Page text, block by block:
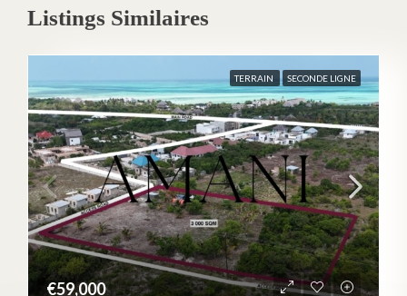
Listings Similaires
TERRAIN SECONDE LIGNE
€59,000